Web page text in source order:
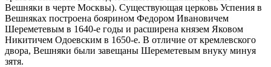
Вешняки в черте Москвы). Существующая церковь Успения в
Вешняках построена боярином Федором Ивановичем
Шереметевым в 1640-е годы и расширена князем Яковом
Никитичем Одоевским в 1650-е. В отличие от кремлевского
двора, Вешняки были завещаны Шереметевым внуку минуя
зятя.